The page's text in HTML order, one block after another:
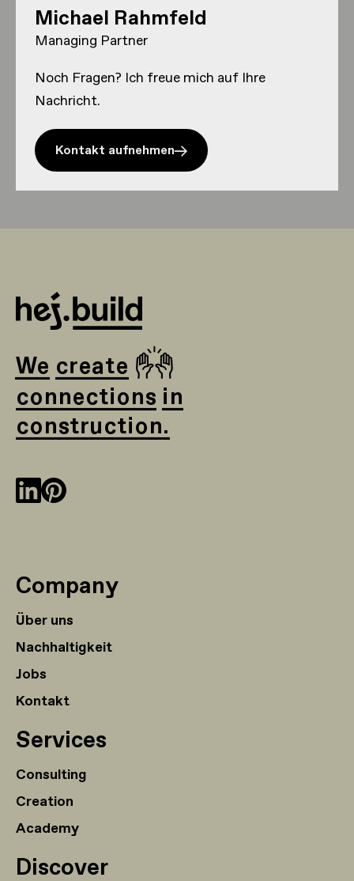
Michael Rahmfeld
Managing Partner
Noch Fragen? Ich freue mich auf Ihre
Nachricht.
Kontakt aufnehmen
We create 🙌
connections in
construction.
Company
Über uns
Nachhaltigkeit
Jobs
Kontakt
Services
Consulting
Creation
Academy
Discover